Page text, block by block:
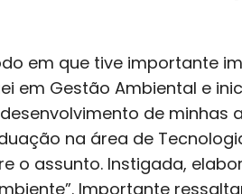
em que tive importante
em Gestão Ambiental e
de minhas
na área de
o assunto. Instigada,
Importante